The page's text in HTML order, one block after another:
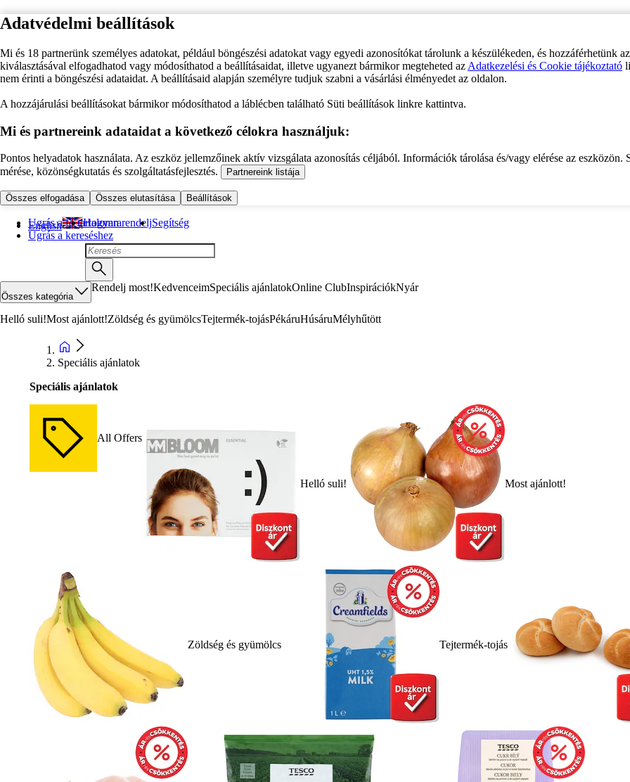
Adatvédelmi beállítások
Mi és 18 partnerünk személyes adatokat, például böngészési adatokat vagy egyedi azonosítókat tárolunk a készülékeden, és hozzáférhetünk
kiválasztásával elfogadhatod vagy módosíthatod a beállításaidat, illetve ugyanezt bármikor megteheted az Adatkezelési és Cookie tájékoztató
nem érinti a böngészési adataidat. A beállításaid alapján személyre tudjuk szabni a vásárlási élményedet az oldalon.
A hozzájárulási beállításokat bármikor módosíthatod a láblécben található Süti beállítások linkre kattintva.
Mi és partnereink adataidat a következő célokra használjuk:
Pontos helyadatok használata. Az eszköz jellemzőinek aktív vizsgálata azonosítás céljából. Információk tárolása és/vagy elérése az eszközön.
mérése, közönségkutatás és szolgáltatásfejlesztés.
Partnereink listája
Összes elfogadása Összes elutasítása Beállítások
Ugrás a fő tartalomra
Ugrás a kereséshez
English Hogyan rendeljSegítség
Összes kategória
Rendelj most!KedvenceimSpeciális ajánlatokOnline ClubInspirációkNyár
Helló suli!Most ajánlott!Zöldség és gyümölcsTejtermék-tojásPékáruHúsáruMélyhűtött
Speciális ajánlatok
Speciális ajánlatok
All Offers
Helló suli! Most ajánlott!
Zöldség és gyümölcs Tejtermék-tojás